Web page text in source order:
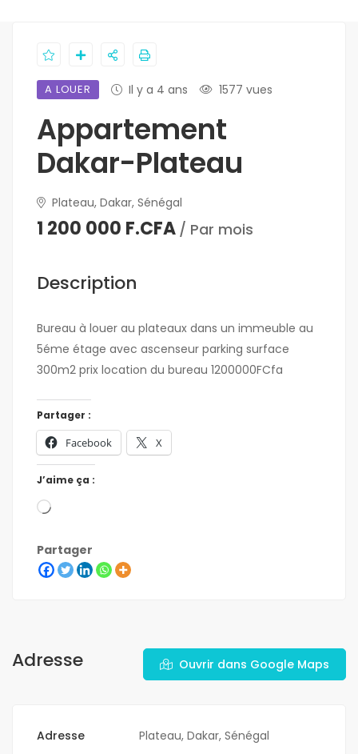
A LOUER Il y a 4 ans 1577 vues
Appartement
Dakar-Plateau
Plateau, Dakar, Sénégal
1 200 000 F.CFA / Par mois
Description
Bureau à louer au plateaux dans un immeuble au
5éme étage avec ascenseur parking surface
300m2 prix location du bureau 1200000FCfa
Partager :
Facebook X
J’aime ça :
Partager
Adresse Ouvrir dans Google Maps
Adresse
Plateau, Dakar, Sénégal